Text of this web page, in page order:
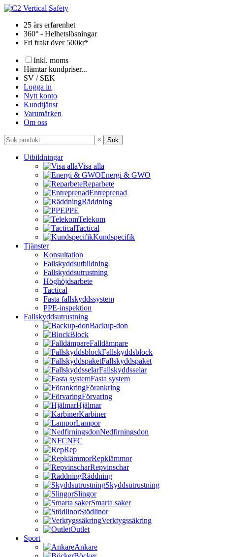
Hoppa
innehåll25 års erfarenhet
360° - Helhetslösningar
Fri frakt över 500kr*
Inkl. moms
Hämtar kundpriser...
SV / SEK
Logga in
Nytt konto
Kundtjänst
Varumärken
Om oss
× Sök
Utbildningar
Visa alla
Energi & GWO
Reparbete
Entreprenad
Räddning
PPE
Telekom
Tactical
Kundspecifik
Tjänster
Konsultation
Fallskyddsutbildning
Fallskyddsutrustning
Höghöjdsarbete
Tactical
Fasta fallskyddssystem
PPE-inspektion
Fallskyddsutrustning
Backup-don
Block
Falldämpare
Fallskyddsblock
Fallskyddspaket
Fallskyddsselar
Fasta system
Förankring
Förvaring
Hjälmar
Karbiner
Lampor
Nedfirningsdon
NFC
Rep
Repklämmor
Repvinschar
Räddning
Skyddsutrustning
Slingor
Smarta saker
Stödlinor
Verktygssäkring
Outlet
Sport
Ankare